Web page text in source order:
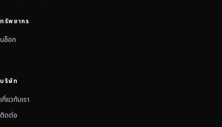
ทรัพยากร
บล็อก
บริษัท
เกี่ยวกับเรา
ติดต่อ